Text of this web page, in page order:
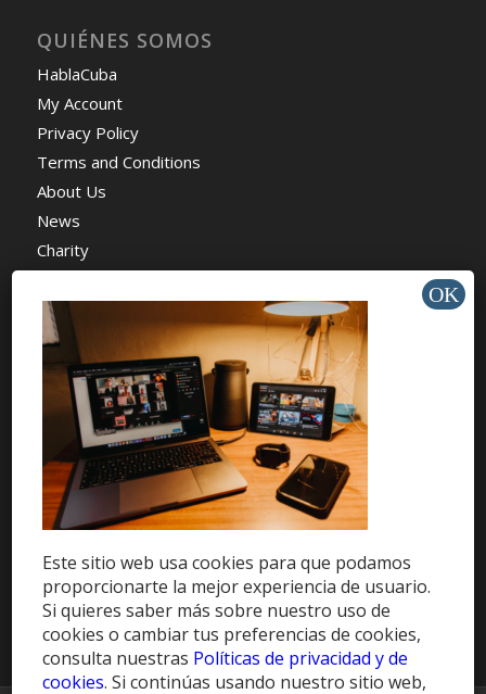
QUIÉNES SOMOS
HablaCuba
My Account
Privacy Policy
Terms and Conditions
About Us
News
Charity
AYUDA Y SOPORTE
Help Center
Support
Tutorials
Get Offers »
Este sitio web usa cookies para que podamos
proporcionarte la mejor experiencia de usuario.
Si quieres saber más sobre nuestro uso de
cookies o cambiar tus preferencias de cookies,
consulta nuestras Políticas de privacidad y de
cookies. Si continúas usando nuestro sitio web,